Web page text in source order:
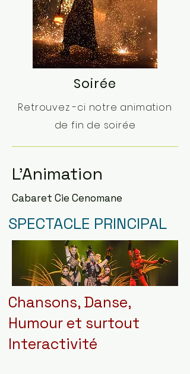
Soirée
Retrouvez -ci notre animation
de fin de soirée
L'Animation
Cabaret Cie Cenomane
SPECTACLE PRINCIPAL
Chansons, Danse,
Humour et surtout
Interactivité